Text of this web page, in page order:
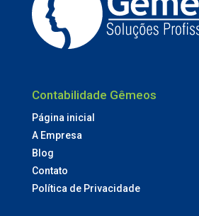
Contabilidade Gêmeos
Página inicial
A Empresa
Blog
Contato
Política de Privacidade